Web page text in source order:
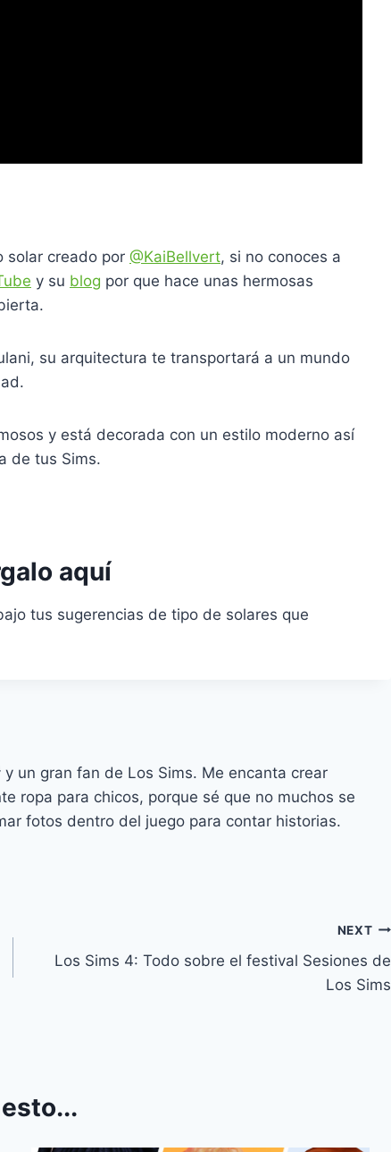
solar creado por @KaiBellvert, si no conoces a
y su blog por que hace unas hermosas
su arquitectura te transportará a un mundo
y está decorada con un estilo moderno así
de tus Sims.
aquí
tus sugerencias de tipo de solares que
un gran fan de Los Sims. Me encanta crear
ropa para chicos, porque sé que no muchos se
fotos dentro del juego para contar historias.
NEXT
Los Sims 4: Todo sobre el festival Sesiones de
Los Sims